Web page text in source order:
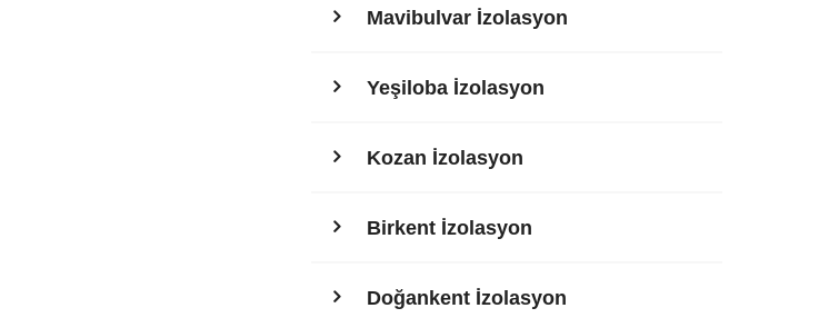
Mavibulvar İzolasyon
Yeşiloba İzolasyon
Kozan İzolasyon
Birkent İzolasyon
Doğankent İzolasyon